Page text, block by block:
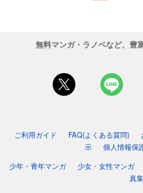
無料マンガ・ラノベなど、豊
ご利用ガイド FAQ(よくある質問)
示
個人情報保
少年・青年マンガ
少女・女性マンガ
真集